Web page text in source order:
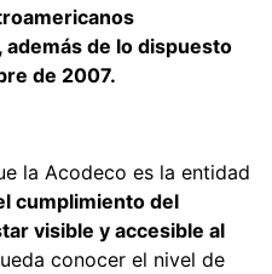
de lo dispuesto
de 2007.
la Acodeco es la entidad
cumplimiento del
visible y accesible al
conocer el nivel de